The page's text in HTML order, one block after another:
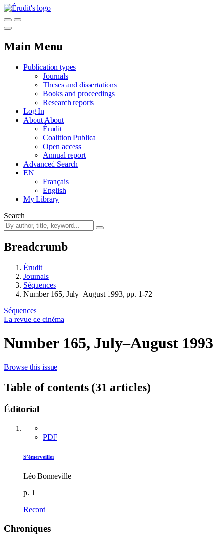
Main Menu
Publication types
Journals
Theses and dissertations
Books and proceedings
Research reports
Log In
About About
Érudit
Coalition Publica
Open access
Annual report
Advanced Search
EN
Français
English
My Library
Search
Breadcrumb
Érudit
Journals
Séquences
Number 165, July–August 1993, pp. 1-72
Séquences
La revue de cinéma
Number 165, July–August 1993
Browse this issue
Table of contents (31 articles)
Éditorial
PDF
S’émerveiller
Léo Bonneville
p. 1
Record
Chroniques